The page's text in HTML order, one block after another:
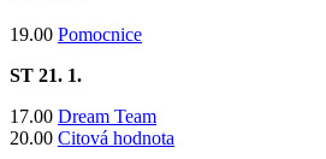
19.00 Pomocnice
ST 21. 1.
17.00 Dream Team
20.00 Citová hodnota